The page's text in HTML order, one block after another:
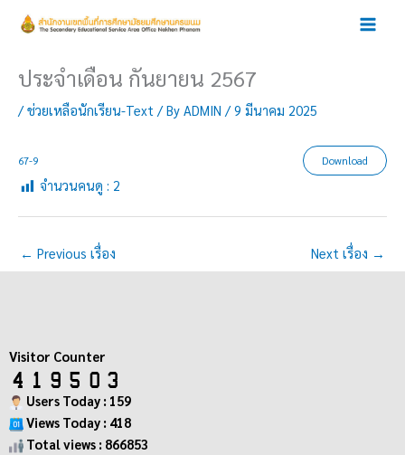
ประจำเดือน กันยายน 2567
/ช่วยเหลือนักเรียน-Text / By ADMIN /9 มีนาคม 2025
67-9 Download
จำนวนคนดู : 2
← Previous เรื่อง Next เรื่อง →
Visitor Counter
Users Today : 159
Views Today : 418
Total views : 866853